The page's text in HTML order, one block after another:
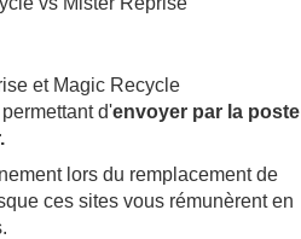
et Magic Recycle
d'envoyer par la poste
lors du remplacement de
ces sites vous rémunèrent en